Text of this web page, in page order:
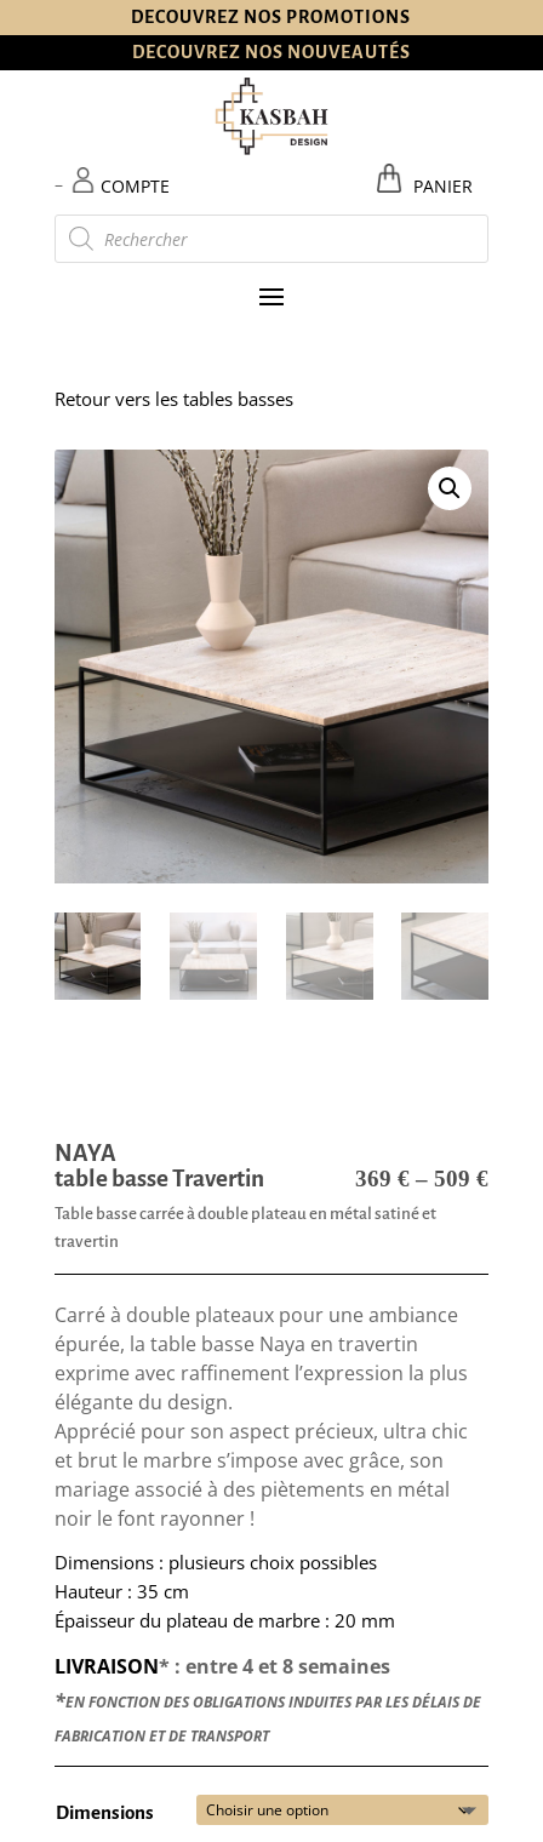
DECOUVREZ NOS PROMOTIONS
DECOUVREZ NOS NOUVEAUTÉS
COMPTE PANIER
–
Recherche
de
produits
Retour vers les tables basses
NAYA
table basse Travertin
Table basse carrée à double plateau en métal satiné et
travertin
369€ –509€
Carré à double plateaux pour une ambiance
épurée, la table basse Naya en travertin
exprime avec raffinement l’expression la plus
élégante du design.
Apprécié pour son aspect précieux, ultra chic
et brut le marbre s’impose avec grâce, son
mariage associé à des piètements en métal
noir le font rayonner !
Dimensions : plusieurs choix possibles
Hauteur : 35 cm
Épaisseur du plateau de marbre : 20 mm
LIVRAISON* : entre 4 et 8 semaines
*EN FONCTION DES OBLIGATIONS INDUITES PAR LES DÉLAIS DE
FABRICATION ET DE TRANSPORT
Dimensions